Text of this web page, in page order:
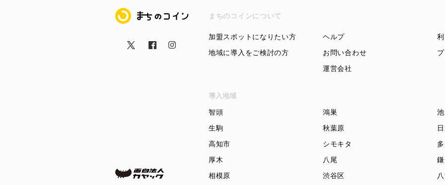
まちのコイン まちのコインについて
加盟スポットになりたい方
地域に導入をご検討の方
ヘルプ
お問い合わせ
運営会社
導入地域
智頭 鴻巣
生駒
秋葉原
高知市
シモキタ
厚木
八尾
相模原
渋谷区